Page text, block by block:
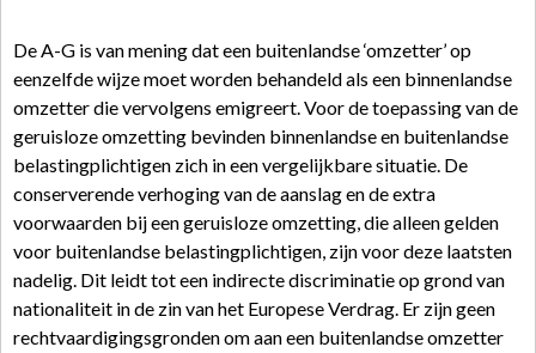
De A-G is van mening dat een buitenlandse ‘omzetter’ op
eenzelfde wijze moet worden behandeld als een binnenlandse
omzetter die vervolgens emigreert. Voor de toepassing van de
geruisloze omzetting bevinden binnenlandse en buitenlandse
belastingplichtigen zich in een vergelijkbare situatie. De
conserverende verhoging van de aanslag en de extra
voorwaarden bij een geruisloze omzetting, die alleen gelden
voor buitenlandse belastingplichtigen, zijn voor deze laatsten
nadelig. Dit leidt tot een indirecte discriminatie op grond van
nationaliteit in de zin van het Europese Verdrag. Er zijn geen
rechtvaardigingsgronden om aan een buitenlandse omzetter